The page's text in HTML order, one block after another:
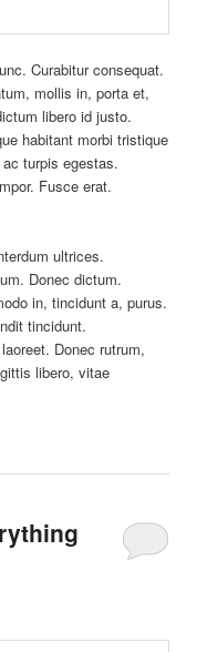
Curabitur consequat.
mollis in, porta et,
libero id justo.
habitant morbi tristique
turpis egestas.
Fusce erat.
ultrices.
Donec dictum.
in, tincidunt a, purus.
tincidunt.
Donec rutrum,
libero, vitae